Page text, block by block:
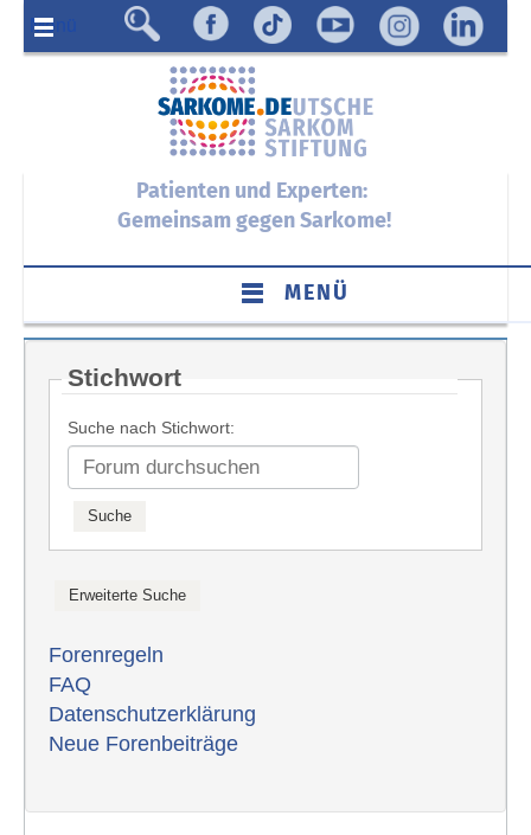
Menü
Patienten und Experten:
Gemeinsam gegen Sarkome!
MENÜ
Stichwort
Suche nach Stichwort:
Forenregeln
FAQ
Datenschutzerklärung
Neue Forenbeiträge